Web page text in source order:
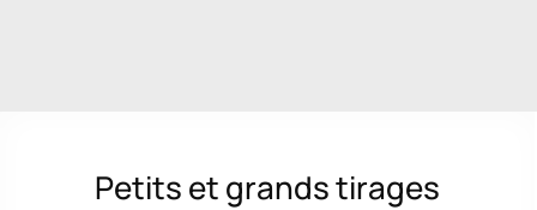
Petits et grands tirages